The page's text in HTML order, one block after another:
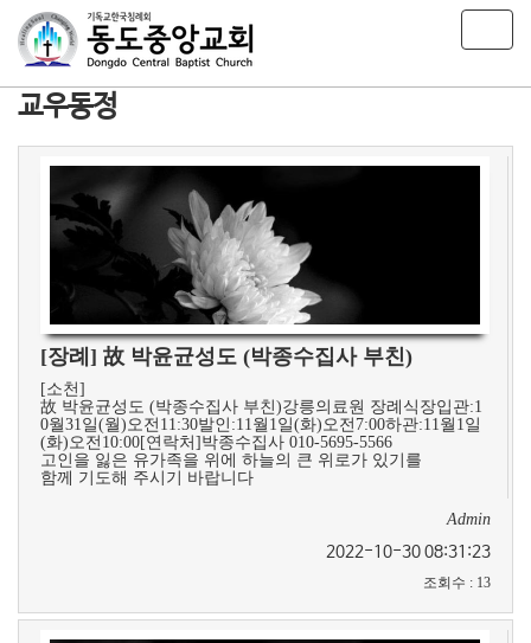
o
e
i
​교우동정
[장례] 故 박윤균성도 (박종수집사 부친)
[소천]
故 박윤균성도 (박종수집사 부친)강릉의료원 장례식장입관:1
0월31일(월)오전11:30발인:11월1일(화)오전7:00하관:11월1일
(화)오전10:00[연락처]박종수집사 010-5695-5566
고인을 잃은 유가족을 위에 하늘의 큰 위로가 있기를
함께 기도해 주시기 바랍니다
Admin
2022-10-30 08:31:23
조회수 : 13